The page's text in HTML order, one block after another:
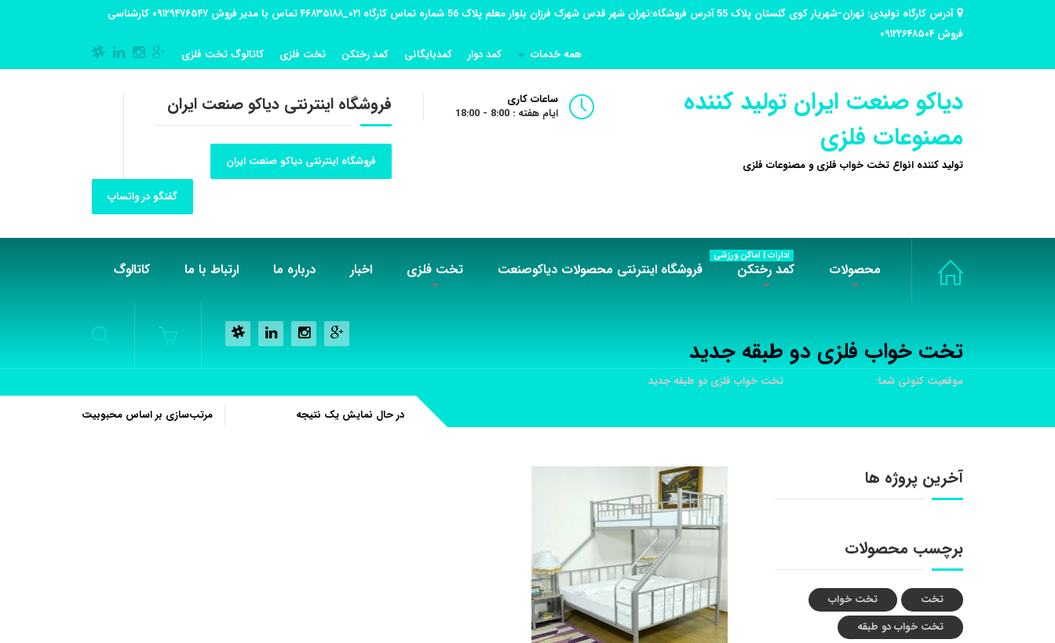
آدرس کارگاه تولیدی: تهران-شهریار کوی گلستان پلاک 55 آدرس فروشگاه:تهران شهر قدس شهرک فرزان بلوار معلم پلاک 56 شماره تماس کارگاه ۰۲۱_۴۶۸۳۵۱۸۸ تماس با مدیر فروش ۰۹۱۲۹۴۷۶۵۴۷ کارشناسی
فروش ۰۹۱۲۲۶۴۸۵۰۴
همه خدمات
کمد دوار کمدبایگانی کمد رختکن تخت فلزی کاتالوگ تخت فلزی
دیاکو صنعت ایران تولید کننده
مصنوعات فلزی
تولید کننده انواع تخت خواب فلزی و مصنوعات فلزی
ساعات کاری
ایام هفته : 8:00 - 18:00
فروشگاه اینترنتی دیاکو صنعت ایران
فروشگاه اینترنتی دیاکو صنعت ایران
گفتگو در واتساپ
محصولات کمد رختکن
ادارات | اماکن ورزشی
فروشگاه اینترنتی محصولات دیاکوصنعت تخت فلزی اخبار درباره ما ارتباط با ما کاتالوگ
تخت خواب فلزی دو طبقه جدید
موقعیت کنونی شما: تخت خواب فلزی دو طبقه جدید
در حال نمایش یک نتیجه
آخرین پروژه ها
برچسب محصولات
تخت
تخت خواب
تخت خواب دو طبقه